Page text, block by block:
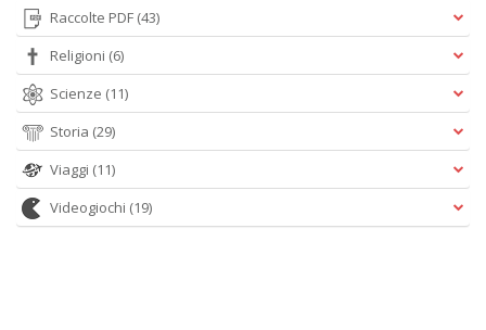
Raccolte PDF (43)
Religioni (6)
Scienze (11)
Storia (29)
Viaggi (11)
Videogiochi (19)